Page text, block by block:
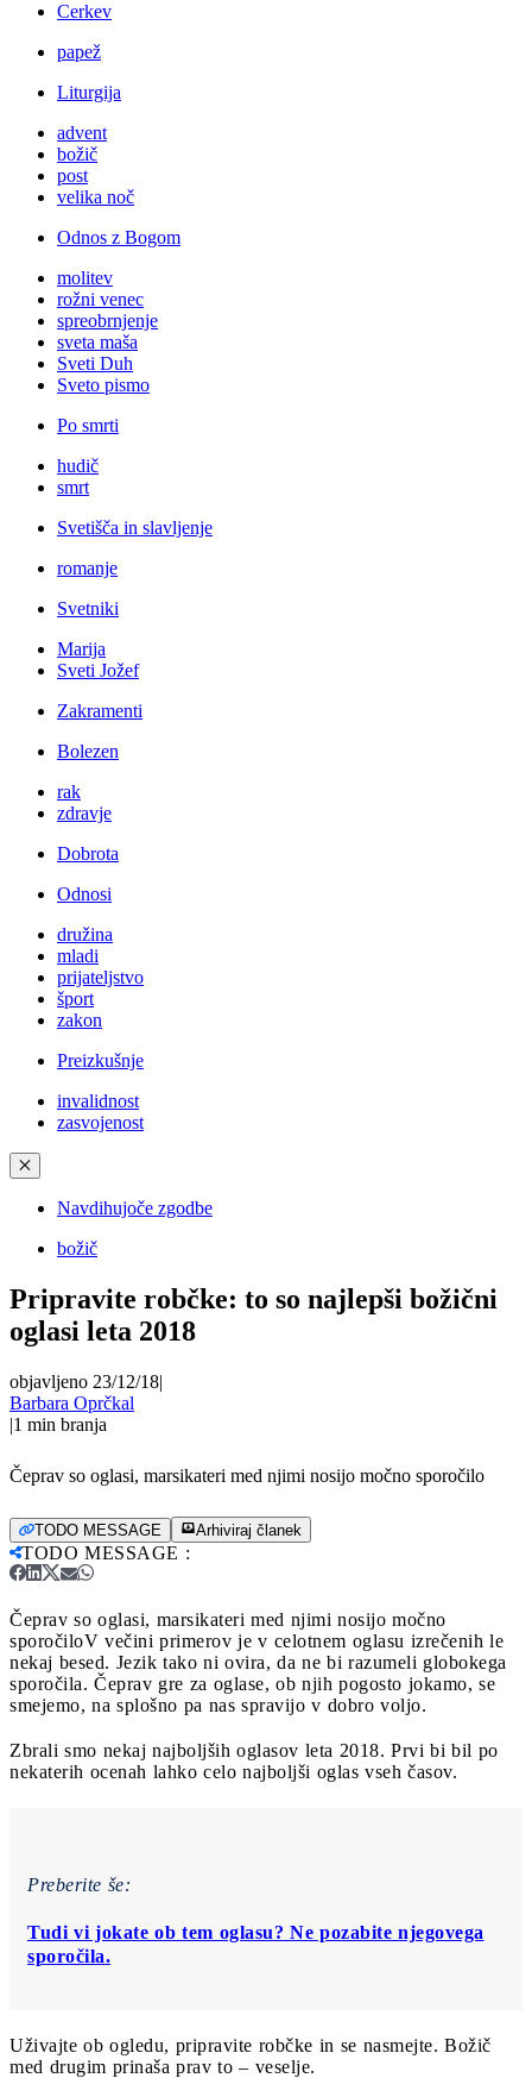
Cerkev
papež
Liturgija
advent
božič
post
velika noč
Odnos z Bogom
molitev
rožni venec
spreobrnjenje
sveta maša
Sveti Duh
Sveto pismo
Po smrti
hudič
smrt
Svetišča in slavljenje
romanje
Svetniki
Marija
Sveti Jožef
Zakramenti
Bolezen
rak
zdravje
Dobrota
Odnosi
družina
mladi
prijateljstvo
šport
zakon
Preizkušnje
invalidnost
zasvojenost
✕
Navdihujoče zgodbe
božič
Pripravite robčke: to so najlepši božični
oglasi leta 2018
objavljeno 23/12/18|
Barbara Oprčkal
|1 min branja
Čeprav so oglasi, marsikateri med njimi nosijo močno sporočilo
TODO MESSAGE Arhiviraj članek
TODO MESSAGE :
Čeprav so oglasi, marsikateri med njimi nosijo močno
sporočiloV večini primerov je v celotnem oglasu izrečenih le
nekaj besed. Jezik tako ni ovira, da ne bi razumeli globokega
sporočila. Čeprav gre za oglase, ob njih pogosto jokamo, se
smejemo, na splošno pa nas spravijo v dobro voljo.
Zbrali smo nekaj najboljših oglasov leta 2018. Prvi bi bil po
nekaterih ocenah lahko celo najboljši oglas vseh časov.
Preberite še:
Tudi vi jokate ob tem oglasu? Ne pozabite njegovega
sporočila.
Uživajte ob ogledu, pripravite robčke in se nasmejte. Božič
med drugim prinaša prav to ‒ veselje.